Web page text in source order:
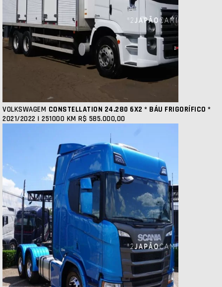
VOLKSWAGEM CONSTELLATION 24.280 6X2 * BÁU FRIGORÍFICO *
2021/2022 | 251000 KM R$ 585.000,00